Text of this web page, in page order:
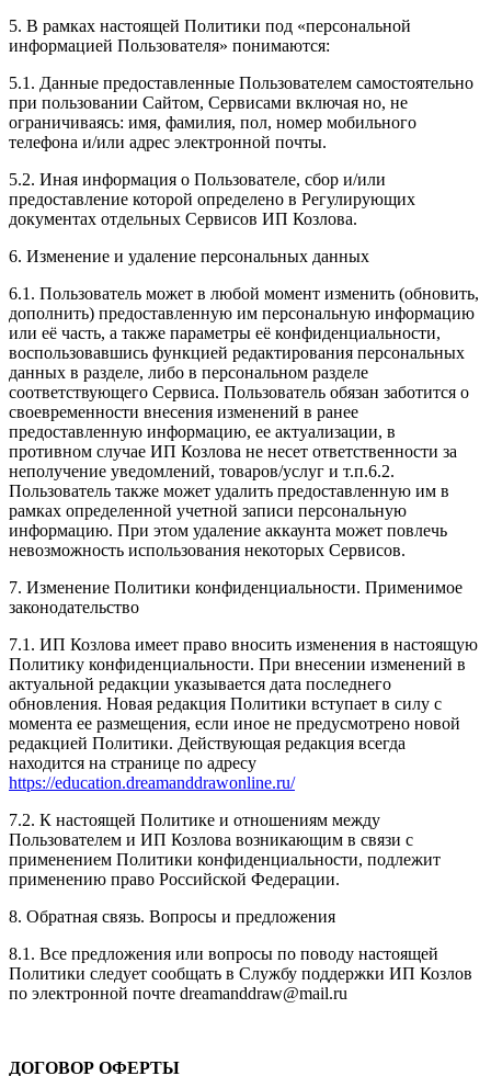
5. В рамках настоящей Политики под «персональной
информацией Пользователя» понимаются:
5.1. Данные предоставленные Пользователем самостоятельно
при пользовании Сайтом, Сервисами включая но, не
ограничиваясь: имя, фамилия, пол, номер мобильного
телефона и/или адрес электронной почты.
5.2. Иная информация о Пользователе, сбор и/или
предоставление которой определено в Регулирующих
документах отдельных Сервисов ИП Козлова.
6. Изменение и удаление персональных данных
6.1. Пользователь может в любой момент изменить (обновить,
дополнить) предоставленную им персональную информацию
или её часть, а также параметры её конфиденциальности,
воспользовавшись функцией редактирования персональных
данных в разделе, либо в персональном разделе
соответствующего Сервиса. Пользователь обязан заботится о
своевременности внесения изменений в ранее
предоставленную информацию, ее актуализации, в
противном случае ИП Козлова не несет ответственности за
неполучение уведомлений, товаров/услуг и т.п.6.2.
Пользователь также может удалить предоставленную им в
рамках определенной учетной записи персональную
информацию. При этом удаление аккаунта может повлечь
невозможность использования некоторых Сервисов.
7. Изменение Политики конфиденциальности. Применимое
законодательство
7.1. ИП Козлова имеет право вносить изменения в настоящую
Политику конфиденциальности. При внесении изменений в
актуальной редакции указывается дата последнего
обновления. Новая редакция Политики вступает в силу с
момента ее размещения, если иное не предусмотрено новой
редакцией Политики. Действующая редакция всегда
находится на странице по адресу
https://education.dreamanddrawonline.ru/
7.2. К настоящей Политике и отношениям между
Пользователем и ИП Козлова возникающим в связи с
применением Политики конфиденциальности, подлежит
применению право Российской Федерации.
8. Обратная связь. Вопросы и предложения
8.1. Все предложения или вопросы по поводу настоящей
Политики следует сообщать в Службу поддержки ИП Козлов
по электронной почте dreamanddraw@mail.ru
ДОГОВОР ОФЕРТЫ